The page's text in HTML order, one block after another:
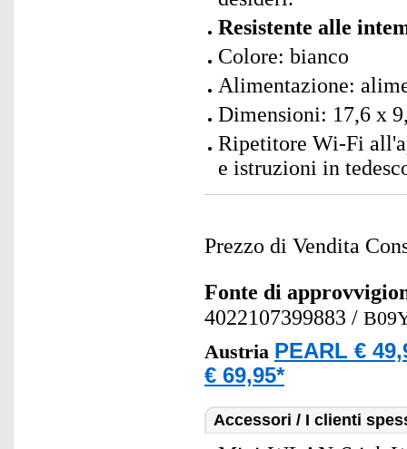
Resistente alle
Colore: bianco
Alimentazione:
Dimensioni: 17,6 x
Ripetitore Wi-Fi
e istruzioni in
Prezzo di Vendita
Fonte di
4022107399883 /
Austria PEARL €
€ 69,95*
Accessori / I clienti